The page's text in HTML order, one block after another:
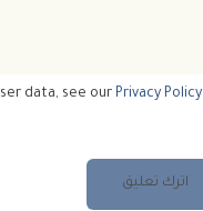
data, see our Privacy Policy